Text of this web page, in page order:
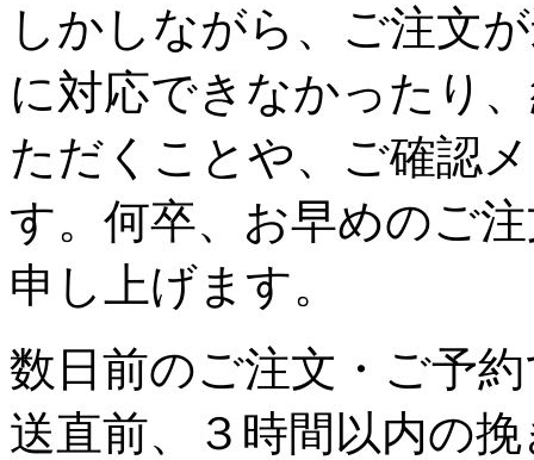
しかしながら、ご注文
に対応できなかったり
ただくことや、ご確認
す。何卒、お早めのご
申し上げます。
数日前のご注文・ご予
送直前、３時間以内の